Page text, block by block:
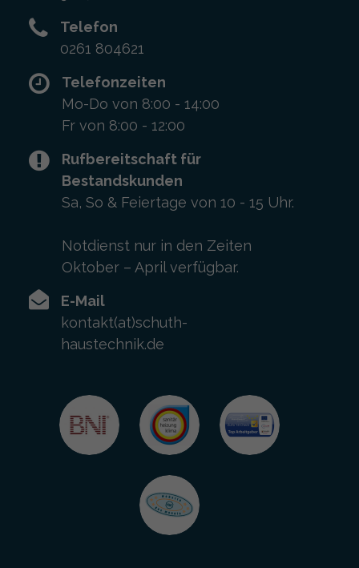
Telefon
0261 804621
Telefonzeiten
Mo-Do von 8:00 - 14:00
Fr von 8:00 - 12:00
Rufbereitschaft für
Bestandskunden
Sa, So & Feiertage von 10 - 15 Uhr.
Notdienst nur in den Zeiten
Oktober – April verfügbar.
E-Mail
kontakt(at)schuth-
haustechnik.de